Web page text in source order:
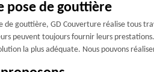
pose de gouttière
gouttière, GD Couverture réalise tous
peuvent toujours fournir leurs
la plus adéquate. Nous pouvons